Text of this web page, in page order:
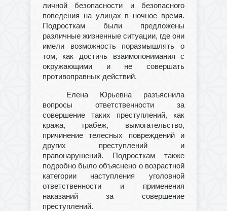
личной безопасности и безопасного
поведения на улицах в ночное время.
Подросткам были предложены
различные жизненные ситуации, где они
имели возможность поразмышлять о
том, как достичь взаимопонимания с
окружающими и не совершать
противоправных действий.
Елена Юрьевна разъяснила
вопросы ответственности за
совершение таких преступлений, как
кража, грабеж, вымогательство,
причинение телесных повреждений и
других преступлений и
правонарушений. Подросткам также
подробно было объяснено о возрастной
категории наступления уголовной
ответственности и применения
наказаний за совершение
преступлений.